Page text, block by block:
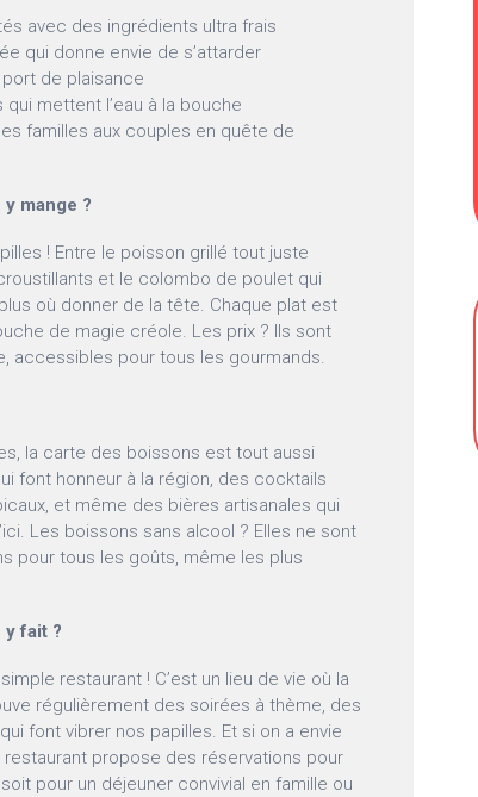
avec des ingrédients ultra frais
qui donne envie de s’attarder
de plaisance
mettent l’eau à la bouche
familles aux couples en quête de
y mange ?
! Entre le poisson grillé tout juste
et le colombo de poulet qui
où donner de la tête. Chaque plat est
de magie créole. Les prix ? Ils sont
accessibles pour tous les gourmands.
la carte des boissons est tout aussi
font honneur à la région, des cocktails
et même des bières artisanales qui
Les boissons sans alcool ? Elles ne sont
pour tous les goûts, même les plus
y fait ?
restaurant ! C’est un lieu de vie où la
régulièrement des soirées à thème, des
font vibrer nos papilles. Et si on a envie
propose des réservations pour
pour un déjeuner convivial en famille ou